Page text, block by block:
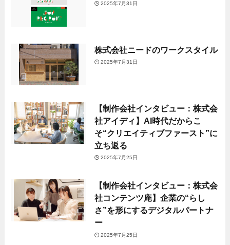
2025年7月31日
株式会社ニードのワークスタイル
2025年7月31日
【制作会社インタビュー：株式会
社アイディ】AI時代だからこ
そ“クリエイティブファースト”に
立ち返る
2025年7月25日
【制作会社インタビュー：株式会
社コンテンツ庵】企業の“らし
さ”を形にするデジタルパートナ
ー
2025年7月25日